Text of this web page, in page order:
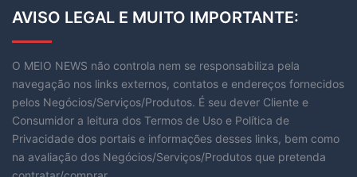
AVISO LEGAL E MUITO IMPORTANTE:
O MEIO NEWS não controla nem se responsabiliza pela
navegação nos links externos, contatos e endereços fornecidos
pelos Negócios/Serviços/Produtos. É seu dever Cliente e
Consumidor a leitura dos Termos de Uso e Política de
Privacidade dos portais e informações desses links, bem como
na avaliação dos Negócios/Serviços/Produtos que pretenda